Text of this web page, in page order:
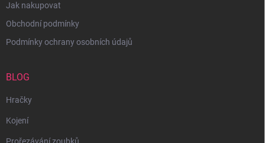
Jak nakupovat
Obchodní podmínky
Podmínky ochrany osobních údajů
BLOG
Hračky
Kojení